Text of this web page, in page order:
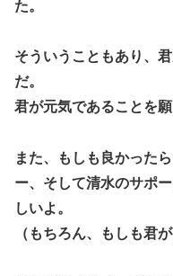
た。
そういうこともあり、
だ。
君が元気であることを願
また、もしも良かった
ー、そして清水のサポ
しいよ。
（もちろん、もしも君